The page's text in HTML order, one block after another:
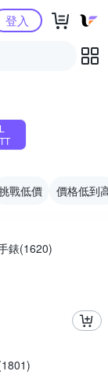
登入
戰低價 價格低到
錶(1620)